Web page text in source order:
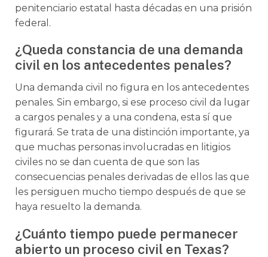
penitenciario estatal hasta décadas en una prisión
federal.
¿Queda constancia de una demanda
civil en los antecedentes penales?
Una demanda civil no figura en los antecedentes
penales. Sin embargo, si ese proceso civil da lugar
a cargos penales y a una condena, esta sí que
figurará. Se trata de una distinción importante, ya
que muchas personas involucradas en litigios
civiles no se dan cuenta de que son las
consecuencias penales derivadas de ellos las que
les persiguen mucho tiempo después de que se
haya resuelto la demanda.
¿Cuánto tiempo puede permanecer
abierto un proceso civil en Texas?